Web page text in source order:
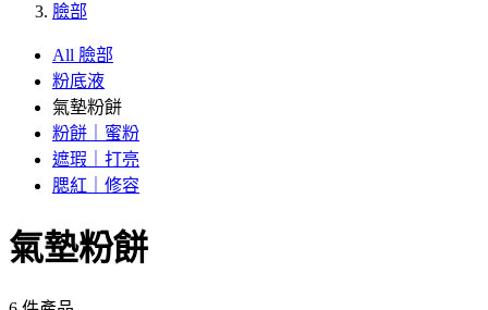
臉部
All 臉部
粉底液
氣墊粉餅
粉餅｜蜜粉
遮瑕｜打亮
腮紅｜修容
氣墊粉餅